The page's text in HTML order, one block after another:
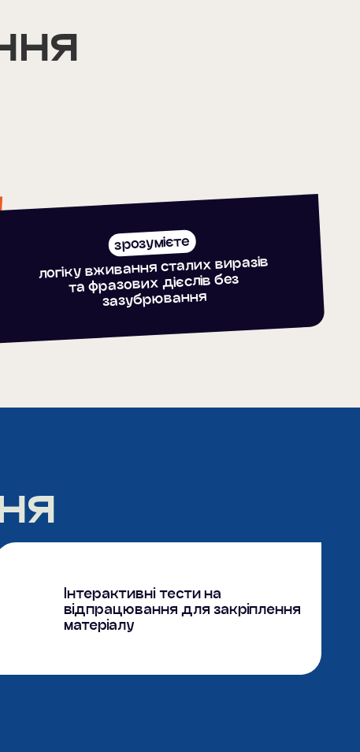
зрозумієте
логіку вживання сталих виразів
та фразових дієслів без
зазубрювання
Інтерактивні тести на
відпрацювання для закріплення
матеріалу